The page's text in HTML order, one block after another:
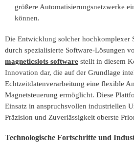
größere Automatisierungsnetzwerke
können.
Die Entwicklung solcher hochkomplexer
durch spezialisierte Software-Lösungen
magneticslots software stellt in diesem
Innovation dar, die auf der Grundlage
Echtzeitdatenverarbeitung eine flexible
Magnetsteuerung ermöglicht. Diese
Einsatz in anspruchsvollen industriellen
Präzision und Zuverlässigkeit oberste
Technologische Fortschritte und